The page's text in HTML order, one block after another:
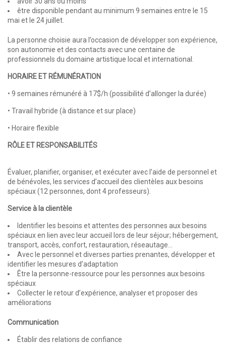
être disponible pendant au minimum 9 semaines entre le 15
mai et le 24 juillet.
La personne choisie aura l’occasion de développer son expérience,
son autonomie et des contacts avec une centaine de
professionnels du domaine artistique local et international.
HORAIRE ET RÉMUNÉRATION
• 9 semaines rémunéré à 17$/h (possibilité d’allonger la durée)
• Travail hybride (à distance et sur place)
• Horaire flexible
RÔLE ET RESPONSABILITÉS
Évaluer, planifier, organiser, et exécuter avec l’aide de personnel et
de bénévoles, les services d’accueil des clientèles aux besoins
spéciaux (12 personnes, dont 4 professeurs).
Service à la clientèle
Identifier les besoins et attentes des personnes aux besoins
spéciaux en lien avec leur accueil lors de leur séjour; hébergement,
transport, accès, confort, restauration, réseautage…
Avec le personnel et diverses parties prenantes, développer et
identifier les mesures d’adaptation
Être la personne-ressource pour les personnes aux besoins
spéciaux
Collecter le retour d’expérience, analyser et proposer des
améliorations
Communication
Établir des relations de confiance